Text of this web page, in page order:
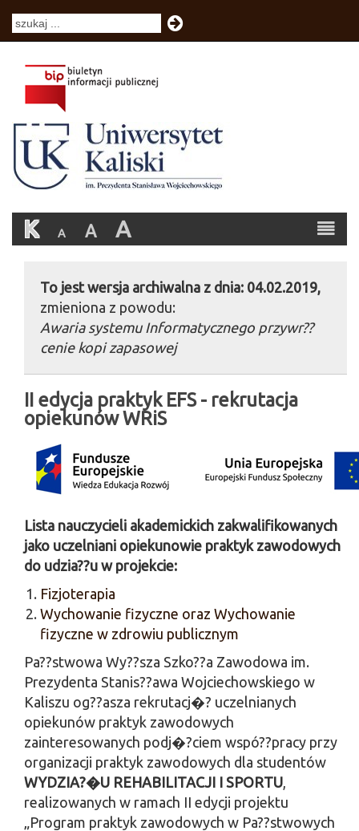
K A A A
To jest wersja archiwalna z dnia: 04.02.2019,
zmieniona z powodu:
Awaria systemu Informatycznego przywr??
cenie kopi zapasowej
II edycja praktyk EFS - rekrutacja
opiekunów WRiS
Lista nauczycieli akademickich zakwalifikowanych
jako uczelniani opiekunowie praktyk zawodowych
do udzia??u w projekcie:
Fizjoterapia
Wychowanie fizyczne oraz Wychowanie
fizyczne w zdrowiu publicznym
Pa??stwowa Wy??sza Szko??a Zawodowa im.
Prezydenta Stanis??awa Wojciechowskiego w
Kaliszu og??asza rekrutacj�? uczelnianych
opiekunów praktyk zawodowych
zainteresowanych podj�?ciem wspó??pracy przy
organizacji praktyk zawodowych dla studentów
WYDZIA?�U REHABILITACJI I SPORTU,
realizowanych w ramach II edycji projektu
„Program praktyk zawodowych w Pa??stwowych